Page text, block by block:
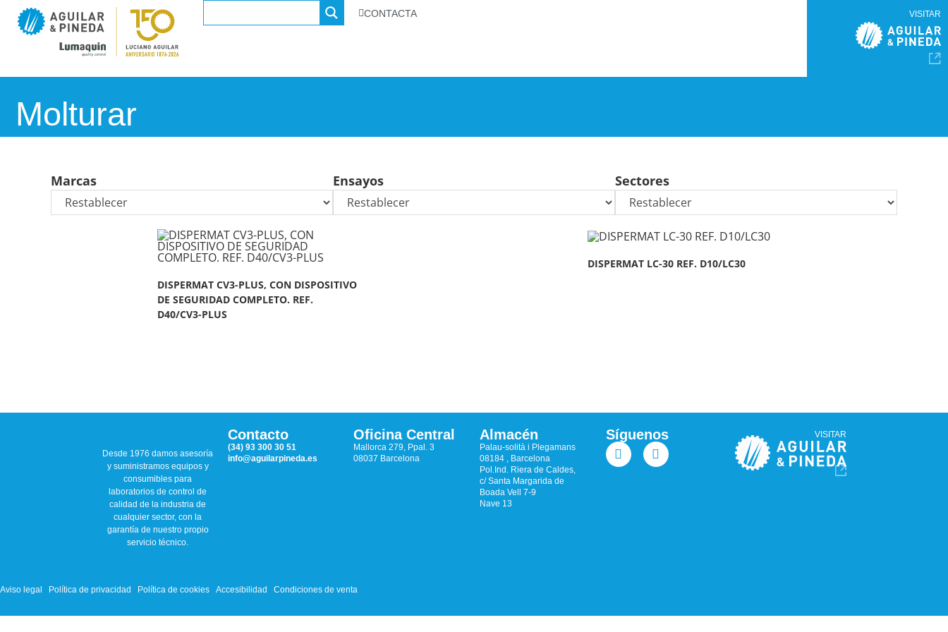
CONTACTA VISITAR
Molturar
Marcas Ensayos Sectores
DISPERMAT CV3-PLUS, CON DISPOSITIVO
DE SEGURIDAD COMPLETO. REF.
D40/CV3-PLUS
DISPERMAT LC-30 REF. D10/LC30
Desde 1976 damos asesoría
y suministramos equipos y
consumibles para
laboratorios de control de
calidad de la industria de
cualquier sector, con la
garantía de nuestro propio
servicio técnico.
Contacto
(34) 93 300 30 51
info@aguilarpineda.es
Oficina Central
Mallorca 279, Ppal. 3
08037 Barcelona
Almacén
Palau-solità i Plegamans
08184 , Barcelona
Pol.Ind. Riera de Caldes,
c/ Santa Margarida de
Boada Vell 7-9
Nave 13
Síguenos VISITAR
Aviso legal Política de privacidad Política de cookies Accesibilidad Condiciones de venta